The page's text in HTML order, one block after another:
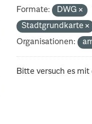
Formate: DWG
Stadtgrundkarte
Organisationen:
Bitte versuch es